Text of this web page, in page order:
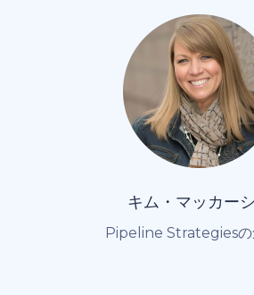
キム・マッカー
Pipeline Strategiesの